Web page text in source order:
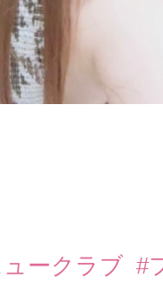
ークラブ #